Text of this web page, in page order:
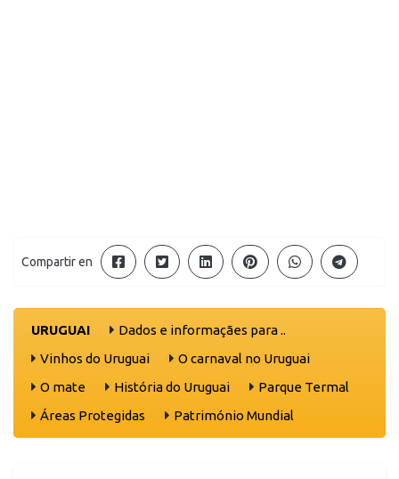
Compartir en
URUGUAI
Dados e informaçães para ..
Vinhos do Uruguai
O carnaval no Uruguai
O mate
História do Uruguai
Parque Termal
Áreas Protegidas
Património Mundial